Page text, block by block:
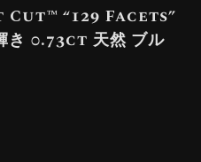
“129 Facets”
き 0.73ct 天然 ブル